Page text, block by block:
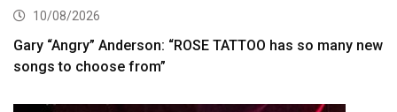
10/08/2026
Gary “Angry” Anderson: “ROSE TATTOO has so many new
songs to choose from”